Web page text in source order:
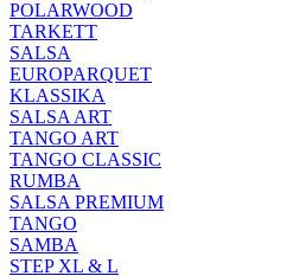
POLARWOOD
TARKETT
SALSA
EUROPARQUET
KLASSIKA
SALSA ART
TANGO ART
TANGO CLASSIC
RUMBA
SALSA PREMIUM
TANGO
SAMBA
STEP XL & L